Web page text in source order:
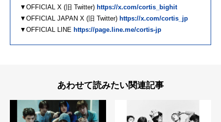
▼OFFICIAL X (旧 Twitter) https://x.com/cortis_bighit
▼OFFICIAL JAPAN X (旧 Twitter) https://x.com/cortis_jp
▼OFFICIAL LINE https://page.line.me/cortis-jp
あわせて読みたい関連記事